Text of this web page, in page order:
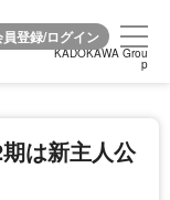
KADOKAWA Grou
p
KADOKAWA Grou
p
は新主人公